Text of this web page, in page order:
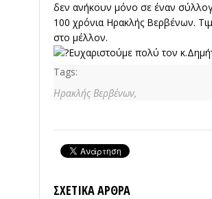
δεν ανήκουν μόνο σε έναν
100 χρόνια Ηρακλής Βερβένων.
στο μέλλον.
Ευχαριστούμε πολύ τον
Tags:
Ηρακλής Βερβένων,
ΣΧΕΤΙΚΆ ΆΡΘΡΑ